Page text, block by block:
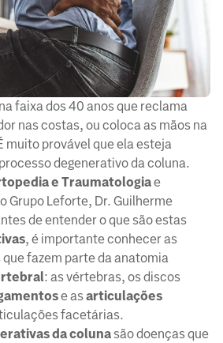
faixa dos 40 anos que reclama
nas costas, ou coloca as mãos na
muito provável que ela esteja
degenerativo da coluna.
e Traumatologiae
Grupo Leforte, Dr. Guilherme
de entender o que são estas
, é importante conhecer as
fazem parte da anatomia
: as vértebras, os discos
e asarticulações
facetárias.
da colunasão doenças que